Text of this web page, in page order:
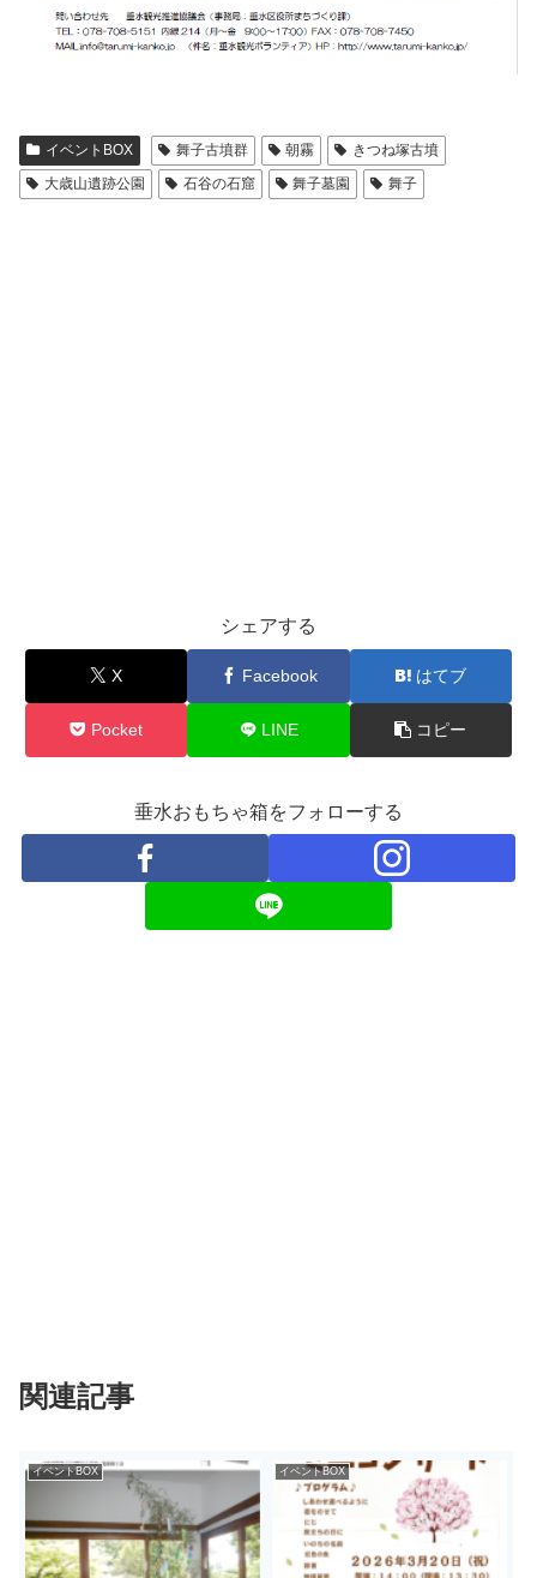
イベントBOX 舞子古墳群 朝霧
きつね塚古墳
大歳山遺跡公園
石谷の石窟 舞子墓園 舞子
シェアする
X Facebook はてブ
Pocket LINE コピー
垂水おもちゃ箱をフォローする
関連記事
イベントBOX イベントBOX